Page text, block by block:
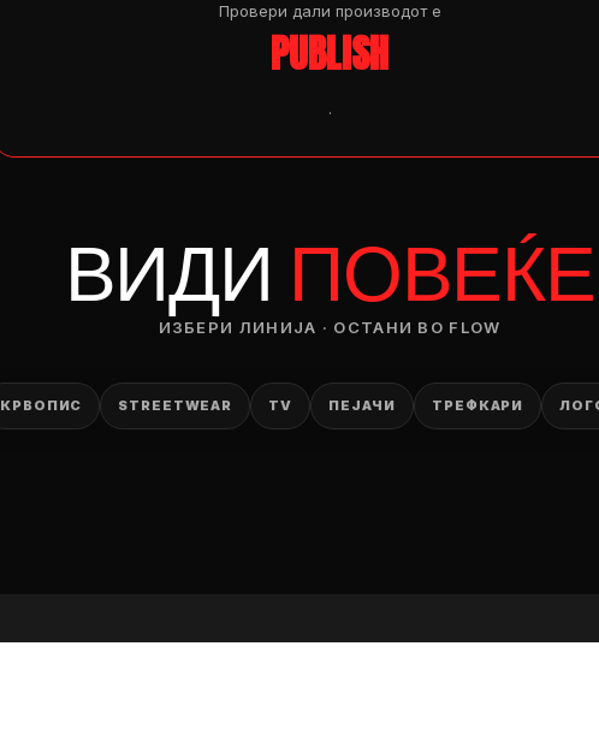
Провери дали производот e
PUBLISH
.
ВИДИ ПОВЕЌЕ
ИЗБЕРИ ЛИНИЈА · ОСТАНИ ВО FLOW
КРВОПИС STREETWEAR TV ПЕЈАЧИ ТРЕФКАРИ
— ден
ПЛАТИ ПРИ ДОСТАВА ВО КЕШ